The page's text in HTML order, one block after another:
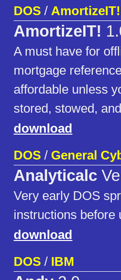
DOS / AmortizeIT!
AmortizeIT!
A must have for
mortgage
affordable unless
stored, stowed,
download
DOS / General
Analyticalc
Very early DOS
instructions before
download
DOS / IBM